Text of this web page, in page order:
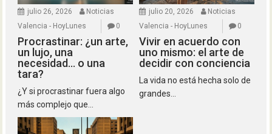
julio 26, 2026
Noticias
Valencia - HoyLunes
0
Procrastinar: ¿un arte,
un lujo, una
necesidad… o una
tara?
¿Y si procrastinar fuera algo
más complejo que...
julio 20, 2026
Noticias
Valencia - HoyLunes
0
Vivir en acuerdo con
uno mismo: el arte de
decidir con conciencia
La vida no está hecha solo de
grandes...